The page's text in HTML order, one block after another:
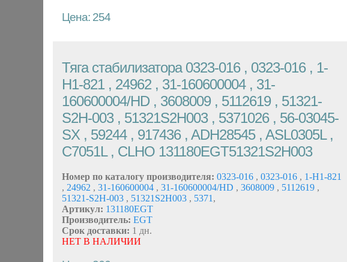
Цена: 254
Тяга стабилизатора 0323-016 , 0323-016 , 1-
H1-821 , 24962 , 31-160600004 , 31-
160600004/HD , 3608009 , 5112619 , 51321-
S2H-003 , 51321S2H003 , 5371026 , 56-03045-
SX , 59244 , 917436 , ADH28545 , ASL0305L ,
C7051L , CLHO 131180EGT51321S2H003
Номер по каталогу производителя: 0323-016 , 0323-016 , 1-H1-821
, 24962 , 31-160600004 , 31-160600004/HD , 3608009 , 5112619 ,
51321-S2H-003 , 51321S2H003 , 5371,
Артикул: 131180EGT
Производитель: EGT
Срок доставки: 1 дн.
НЕТ В НАЛИЧИИ